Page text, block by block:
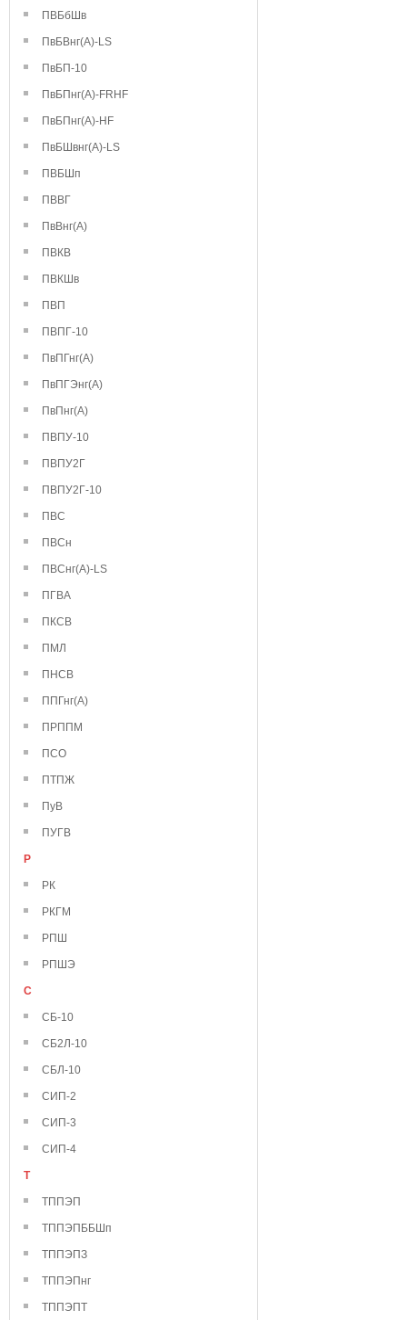
ПВБбШв
ПвБВнг(А)-LS
ПвБП-10
ПвБПнг(А)-FRHF
ПвБПнг(А)-HF
ПвБШвнг(А)-LS
ПВБШп
ПВВГ
ПвВнг(А)
ПВКВ
ПВКШв
ПВП
ПВПГ-10
ПвПГнг(А)
ПвПГЭнг(А)
ПвПнг(А)
ПВПУ-10
ПВПУ2Г
ПВПУ2Г-10
ПВС
ПВСн
ПВСнг(А)-LS
ПГВА
ПКСВ
ПМЛ
ПНСВ
ППГнг(А)
ПРППМ
ПСО
ПТПЖ
ПуВ
ПУГВ
Р
РК
РКГМ
РПШ
РПШЭ
С
СБ-10
СБ2Л-10
СБЛ-10
СИП-2
СИП-3
СИП-4
Т
ТППЭП
ТППЭПББШп
ТППЭПЗ
ТППЭПнг
ТППЭПТ